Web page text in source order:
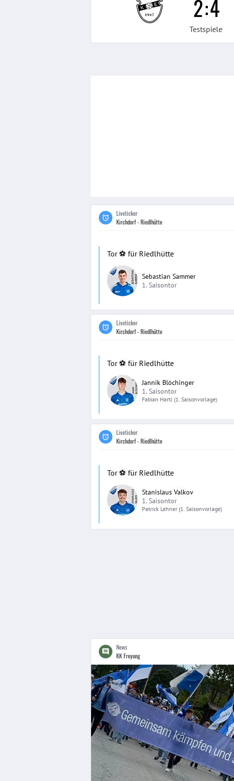
2:4
Testspiele
Liveticker
Kirchdorf - Riedlhütte
Tor ⚽️ für Riedlhütte
Sebastian Sammer
1. Saisontor
Liveticker
Kirchdorf - Riedlhütte
Tor ⚽️ für Riedlhütte
Jannik Blöchinger
1. Saisontor
Fabian Hartl (1. Saisonvorlage)
Liveticker
Kirchdorf - Riedlhütte
Tor ⚽️ für Riedlhütte
Stanislaus Valkov
1. Saisontor
Patrick Lehner (1. Saisonvorlage)
News
KK Freyung